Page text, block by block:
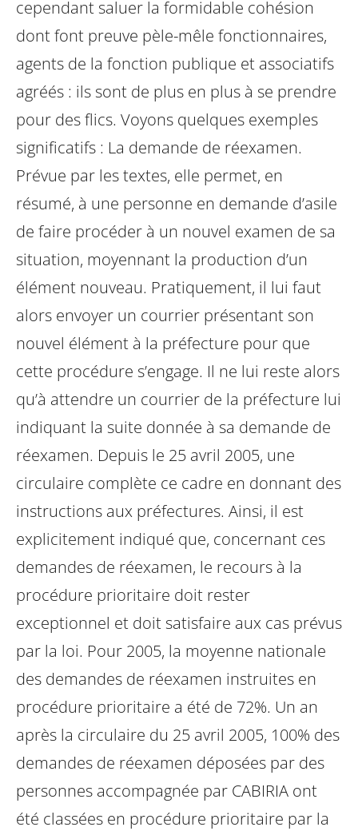
cependant saluer la formidable cohésion
dont font preuve pèle-mêle fonctionnaires,
agents de la fonction publique et associatifs
agréés : ils sont de plus en plus à se prendre
pour des flics. Voyons quelques exemples
significatifs : La demande de réexamen.
Prévue par les textes, elle permet, en
résumé, à une personne en demande d’asile
de faire procéder à un nouvel examen de sa
situation, moyennant la production d’un
élément nouveau. Pratiquement, il lui faut
alors envoyer un courrier présentant son
nouvel élément à la préfecture pour que
cette procédure s’engage. Il ne lui reste alors
qu’à attendre un courrier de la préfecture lui
indiquant la suite donnée à sa demande de
réexamen. Depuis le 25 avril 2005, une
circulaire complète ce cadre en donnant des
instructions aux préfectures. Ainsi, il est
explicitement indiqué que, concernant ces
demandes de réexamen, le recours à la
procédure prioritaire doit rester
exceptionnel et doit satisfaire aux cas prévus
par la loi. Pour 2005, la moyenne nationale
des demandes de réexamen instruites en
procédure prioritaire a été de 72%. Un an
après la circulaire du 25 avril 2005, 100% des
demandes de réexamen déposées par des
personnes accompagnée par CABIRIA ont
été classées en procédure prioritaire par la